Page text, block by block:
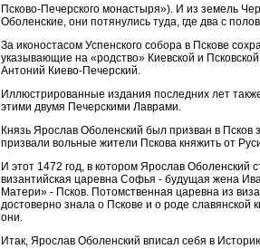
Псково-Печерского монастыря»). И из земель
Оболенские, они потянулись туда, где два с
За иконостасом Успенского собора в Пскове
указывающие на «родство» Киевской и
Антоний Киево-Печерский.
Иллюстрированные издания последних лет
этими двумя Печерскими Лаврами.
Князь Ярослав Оболенский был призван в Псков
призвали вольные жители Пскова княжить от
И этот 1472 год, в котором Ярослав Оболенский
византийская царевна Софья - будущая жена
Матери» - Псков. Потомственная царевна из
достоверно знала о Пскове и о роде славянской
они.
Итак, Ярослав Оболенский вписал себя в